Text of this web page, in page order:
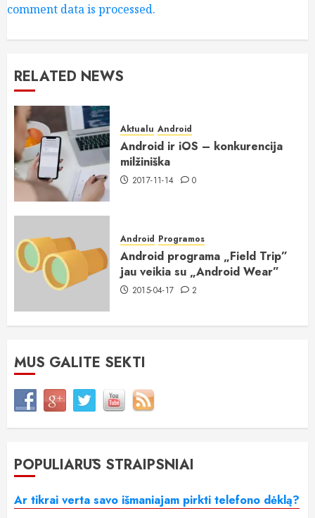
comment data is processed.
RELATED NEWS
Aktualu Android
Android ir iOS – konkurencija
milžiniška
2017-11-14 0
Android Programos
Android programa „Field Trip”
jau veikia su „Android Wear”
2015-04-17 2
MUS GALITE SEKTI
POPULIARŪS STRAIPSNIAI
Ar tikrai verta savo išmaniajam pirkti telefono dėklą?